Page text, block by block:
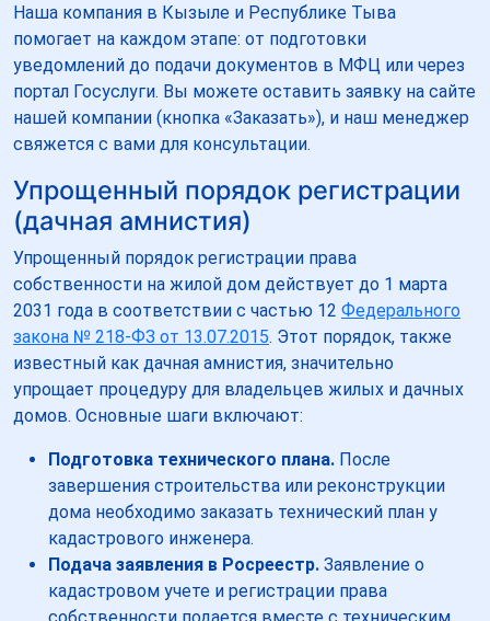
Наша компания в Кызыле и Республике Тыва
помогает на каждом этапе: от подготовки
уведомлений до подачи документов в МФЦ или через
портал Госуслуги. Вы можете оставить заявку на сайте
нашей компании (кнопка «Заказать»), и наш менеджер
свяжется с вами для консультации.
Упрощенный порядок регистрации
(дачная амнистия)
Упрощенный порядок регистрации права
собственности на жилой дом действует до 1 марта
2031 года в соответствии с частью 12 Федерального
закона № 218-ФЗ от 13.07.2015. Этот порядок, также
известный как дачная амнистия, значительно
упрощает процедуру для владельцев жилых и дачных
домов. Основные шаги включают:
Подготовка технического плана. После
завершения строительства или реконструкции
дома необходимо заказать технический план у
кадастрового инженера.
Подача заявления в Росреестр. Заявление о
кадастровом учете и регистрации права
собственности подается вместе с техническим